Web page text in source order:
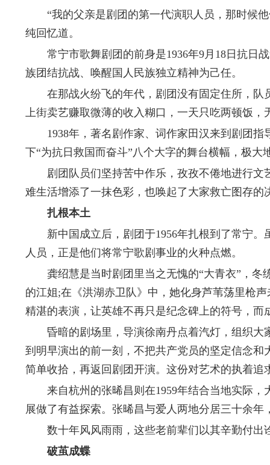
“我的父亲是剧团的第一代演职人员，那时候他
纯回忆道。
常宁市歌舞剧团的前身是1936年9月18日抗日战
族团结抗战、唤醒国人民族独立精神为己任。
在那战火纷飞的年代，剧团没有固定住所，队
上街卖艺赚取微薄的收入糊口，一天只吃两顿饭
1938年，著名剧作家、词作家田汉来到剧团指
下“为抗日救国而奋斗”八个大字的舞台横幅，极大
剧团队员们坚持苦中作乐，孜孜不倦地进行文
难生活增添了一抹色彩，也唤起了大家救亡图存的
扎根本土
新中国成立后，剧团于1956年扎根到了常宁。
人员，正是他们将常宁歌剧事业的火种点燃。
龚绍慧是当时剧团里当之无愧的“大青衣”，冬
的江姐;在《洪湖赤卫队》中，她化身芦苇荡里枪
精湛的表演，让英雄不再只是纪念碑上的符号，而
昏暗的剧场里，导演徐南丹点着汽灯，组织大
到明早演出的前一刻，不把共产党员的坚定信念
简单收拾，再返回剧团开演。这份对艺术的执着追
来自杭州的张晞昌则在1959年结合当地实际，
展做了有益探索。张晞昌与爱人两地分居三十余
数十年风风雨雨，这些老前辈们以其辛勤付出
破茧成蝶